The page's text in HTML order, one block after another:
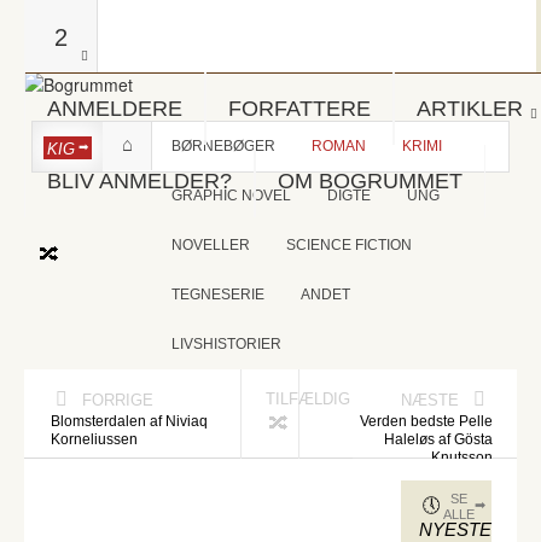
2
ANMELDERE FORFATTERE ARTIKLER
BLIV ANMELDER? OM BOGRUMMET
KIG BØRNEBØGER ROMAN KRIMI
GRAPHIC NOVEL DIGTE UNG
NOVELLER SCIENCE FICTION
TEGNESERIE ANDET
LIVSHISTORIER
FORRIGE
Blomsterdalen af Niviaq
Korneliussen
TILFÆLDIG NÆSTE
Verden bedste Pelle
Haleløs af Gösta
Knutsson
NYESTE
SE
ALLE